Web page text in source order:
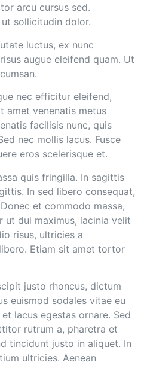
arcu cursus sed.
sollicitudin dolor.
luctus, ex nunc
augue eleifend quam. Ut
nec efficitur eleifend,
amet venenatis metus
facilisis nunc, quis
nec mollis lacus. Fusce
eros scelerisque et.
quis fringilla. In sagittis
In sed libero consequat,
et commodo massa,
ut dui maximus, lacinia velit
risus, ultricies a
Etiam sit amet tortor
justo rhoncus, dictum
euismod sodales vitae eu
lacus egestas ornare. Sed
rutrum a, pharetra et
tincidunt justo in aliquet. In
ultricies. Aenean